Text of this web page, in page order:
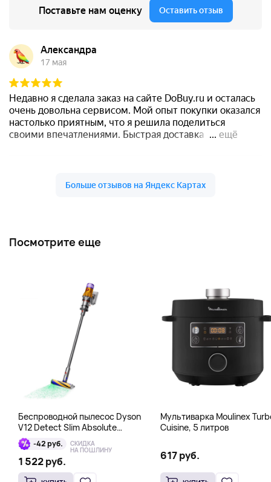
Посмотрите еще
Беспроводной пылесос Dyson
V12 Detect Slim Absolute
Yellow/Nickel, серый
-42 руб. СКИДКА
НА ПОШЛИНУ
1 522 руб.
Мультиварка Moulinex
Cuisine, 5 литров
617 руб.